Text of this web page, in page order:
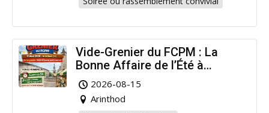
Vide-Grenier du FCPM : La
Bonne Affaire de l’Été à
Arinthod !
2026-08-15
Arinthod